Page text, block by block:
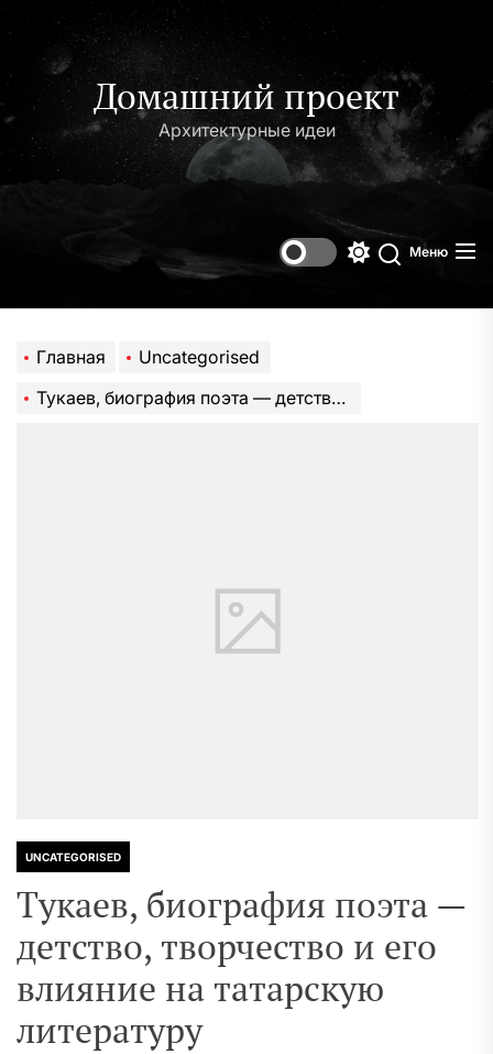
содержимому
Домашний проект
Архитектурные идеи
Поиск
Меню
Главная
Uncategorised
Тукаев, биография поэта — детство, творчество и его влияние на татарскую литературу
UNCATEGORISED
Тукаев, биография поэта —
детство, творчество и его
влияние на татарскую
литературу